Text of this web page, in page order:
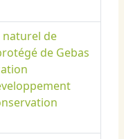
naturel de
de Gebas